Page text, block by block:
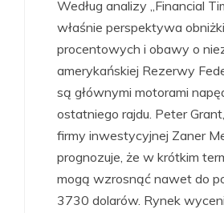
Według analizy „Financial
właśnie perspektywa
procentowych i obawy o
amerykańskiej Rezerwy
są głównymi motorami
ostatniego rajdu. Peter
firmy inwestycyjnej Zaner
prognozuje, że w krótkim
mogą wzrosnąć nawet do
3730 dolarów. Rynek